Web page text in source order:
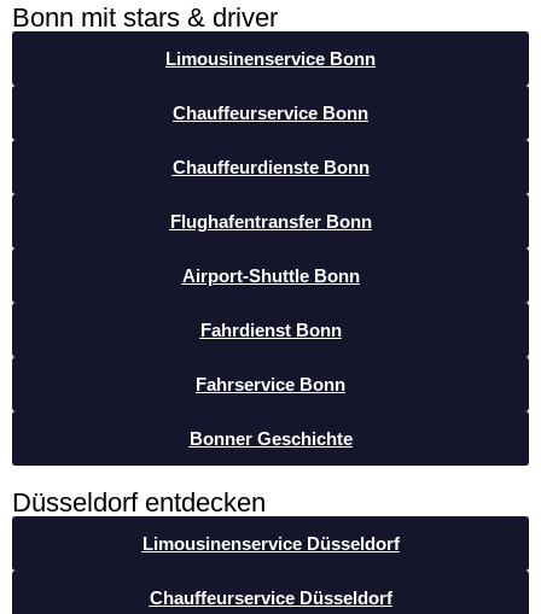
Bonn mit stars & driver
Limousinenservice Bonn
Chauffeurservice Bonn
Chauffeurdienste Bonn
Flughafentransfer Bonn
Airport-Shuttle Bonn
Fahrdienst Bonn
Fahrservice Bonn
Bonner Geschichte
Düsseldorf entdecken
Limousinenservice Düsseldorf
Chauffeurservice Düsseldorf